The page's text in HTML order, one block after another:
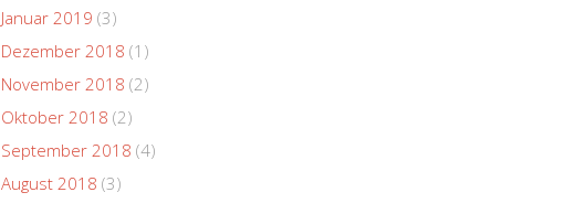
Januar 2019 (3)
Dezember 2018 (1)
November 2018 (2)
Oktober 2018 (2)
September 2018 (4)
August 2018 (3)